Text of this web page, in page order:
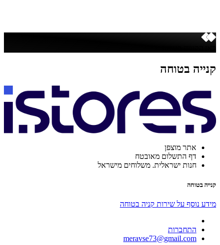
קנייה בטוחה
אתר מוצפן
דף התשלום מאובטח
חנות ישראלית. משלוחים מישראל
קנייה בטוחה
מידע נוסף על שירות קניה בטוחה
התחברות
meravse73@gmail.com